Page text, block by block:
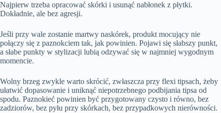
Najpierw trzeba opracować skórki i usunąć nabłonek z płytki.
Dokładnie, ale bez agresji.
Jeśli przy wale zostanie martwy naskórek, produkt mocujący nie
połączy się z paznokciem tak, jak powinien. Pojawi się słabszy punkt,
a słabe punkty w stylizacji lubią odzywać się w najmniej wygodnym
momencie.
Wolny brzeg zwykle warto skrócić, zwłaszcza przy flexi tipsach, żeby
ułatwić dopasowanie i uniknąć niepotrzebnego podbijania tipsa od
spodu. Paznokieć powinien być przygotowany czysto i równo, bez
zadziorów, bez pyłu przy skórkach, bez przypadkowych nierówności.